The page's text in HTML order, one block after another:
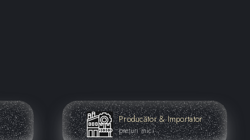
Producător & Importator
prețuri mici